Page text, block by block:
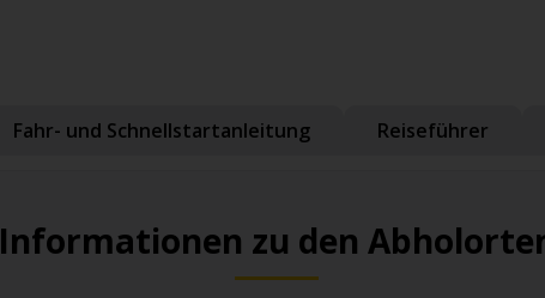
Fahr- und Schnellstartanleitung Reiseführer
Informationen zu den